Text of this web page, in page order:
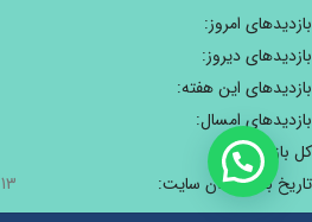
بازدیدهای امروز:
بازدیدهای دیروز:
بازدیدهای این هفته:
بازدیدهای امسال:
کل بازدیدها:
تاریخ به‌روزشدن سایت:
13 مهر 1402